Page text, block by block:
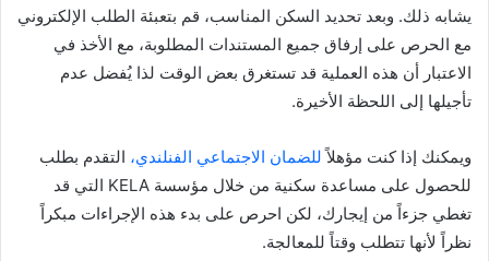
يشابه ذلك. وبعد تحديد السكن المناسب، قم بتعبئة الطلب الإلكتروني
مع الحرص على إرفاق جميع المستندات المطلوبة، مع الأخذ في
الاعتبار أن هذه العملية قد تستغرق بعض الوقت لذا يُفضل عدم
تأجيلها إلى اللحظة الأخيرة.
ويمكنك إذا كنت مؤهلاًللضمان الاجتماعي الفنلندي، التقدم بطلب
للحصول على مساعدة سكنية من خلال مؤسسة KELA التي قد
تغطي جزءاً من إيجارك، لكن احرص على بدء هذه الإجراءات مبكراً
نظراً لأنها تتطلب وقتاً للمعالجة.